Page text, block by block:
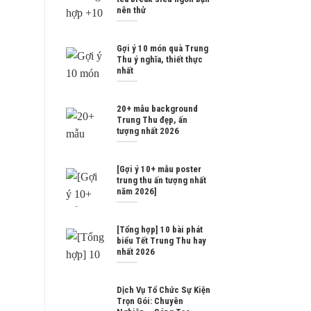
nên thử
Gợi ý 10 món quà Trung
Thu ý nghĩa, thiết thực
nhất
20+ mẫu background
Trung Thu đẹp, ấn
tượng nhất 2026
[Gợi ý 10+ mẫu poster
trung thu ấn tượng nhất
năm 2026]
[Tổng hợp] 10 bài phát
biểu Tết Trung Thu hay
nhất 2026
Dịch Vụ Tổ Chức Sự Kiện
Trọn Gói: Chuyên